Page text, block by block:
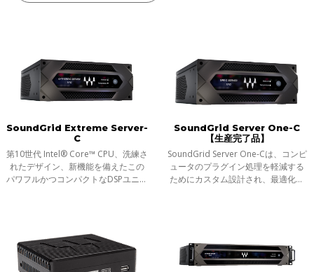
すべて
プラグインサーバー
コンピュータ
ステージボックス
コンソールI/Oカード
コントローラー
SoundGrid Extreme Server-
C
第10世代 Intel® Core™ CPU、洗練さ
れたデザイン、新機能を備えたこの
パワフルかつコンパクトなDSPユニッ
SoundGrid Server One-C
【生産完了品】
SoundGrid Server One-Cは、コンピ
ュータのプラグイン処理を軽減する
ためにカスタム設計され、最適化さ